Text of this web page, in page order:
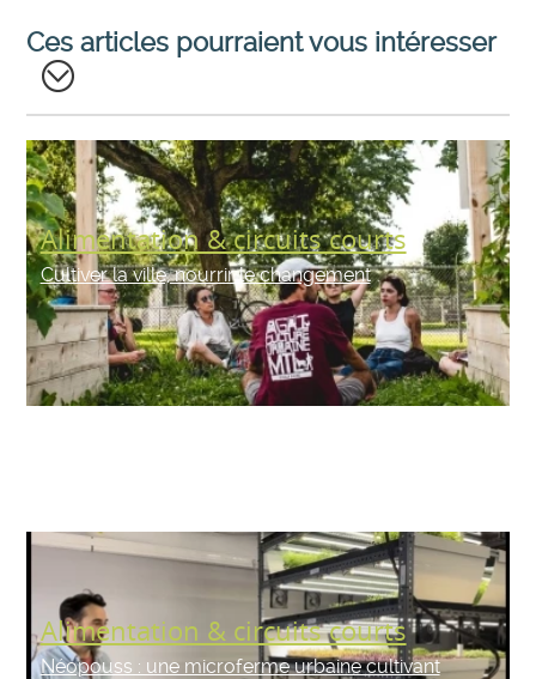
Ces articles pourraient vous intéresser
Cultiver la ville, nourrir le changement
Alimentation & circuits courts
Néopouss : une microferme urbaine cultivant
Alimentation & circuits courts